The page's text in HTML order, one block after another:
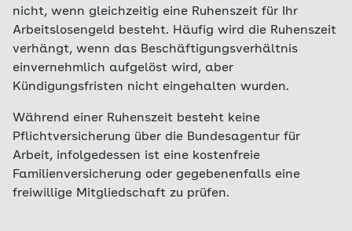
nicht, wenn gleichzeitig eine Ruhenszeit für Ihr
Arbeitslosengeld besteht. Häufig wird die Ruhenszeit
verhängt, wenn das Beschäftigungsverhältnis
einvernehmlich aufgelöst wird, aber
Kündigungsfristen nicht eingehalten wurden.
Während einer Ruhenszeit besteht keine
Pflichtversicherung über die Bundesagentur für
Arbeit, infolgedessen ist eine kostenfreie
Familienversicherung oder gegebenenfalls eine
freiwillige Mitgliedschaft zu prüfen.